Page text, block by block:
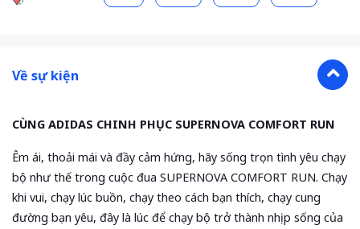
Về sự kiện
CÙNG ADIDAS CHINH PHỤC SUPERNOVA COMFORT RUN
Êm ái, thoải mái và đầy cảm hứng, hãy sống trọn tình yêu chạy
bộ như thế trong cuộc đua SUPERNOVA COMFORT RUN. Chạy
khi vui, chạy lúc buồn, chạy theo cách bạn thích, chạy cung
đường bạn yêu, đây là lúc để chạy bộ trở thành nhịp sống của